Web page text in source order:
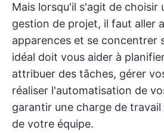
Mais lorsqu'il s'agit de choisir
gestion de projet, il faut aller
apparences et se concentrer
idéal doit vous aider à
attribuer des tâches, gérer
réaliser l'automatisation de
garantir une charge de travail
de votre équipe.